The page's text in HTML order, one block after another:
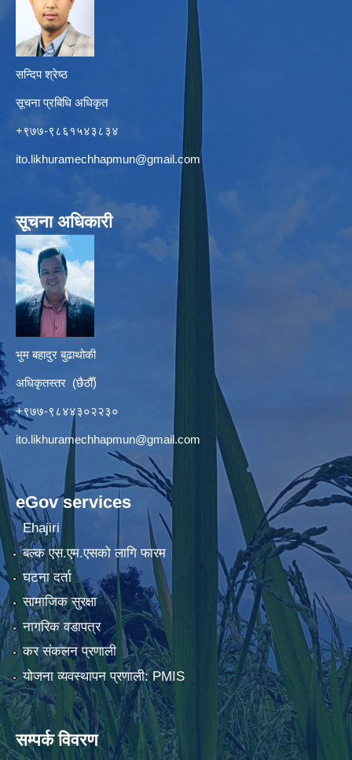
सन्दिप श्रेष्ठ
सूचना प्रबिधि अधिकृत
+९७७-९८६१५४३८३४
ito.likhuramechhapmun@gmail.com
सूचना अधिकारी
भुम बहादुर बुढाथोकी
अधिकृतस्तर (छैठौँ)
+९७७-९८४४३०२२३०
ito.likhuramechhapmun@gmail.com
eGov services
Ehajiri
बल्क एस.एम.एसको लागि फारम
घटना दर्ता
सामाजिक सुरक्षा
नागरिक वडापत्र
कर संकलन प्रणाली
योजना व्यवस्थापन प्रणाली: PMIS
सम्पर्क विवरण